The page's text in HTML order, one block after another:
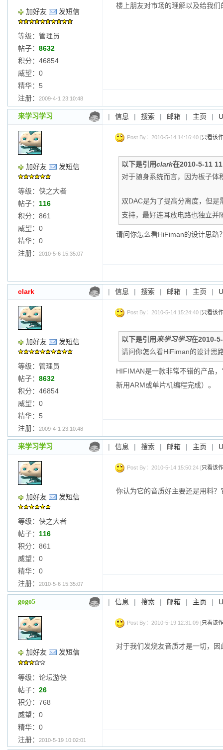
加好友 发短信
等级：管理员
帖子： 8632
积分：46854
威望：0
精华：5
注册：
2009-4-1 23:10:48
楼上朋友对市场的理解以及给我
来学习学习 | 信息 | 搜索 | 邮箱 | 主页 |
加好友 发短信
等级：侠之大者
帖子： 116
积分：861
威望：0
精华：0
注册：
2010-5-6 15:35:07
Post By：2010-5-14 14:16:40 [只看该
以下是引用clark在2010-5-11
对于随身系统而言，因为板子体
双DAC是为了提高分离度，但
支持，最好连耳放电路也独立并
请问你怎么看HiFiman的设计思路
clark | 信息 | 搜索 | 邮箱 | 主页 |
加好友 发短信
等级：管理员
帖子： 8632
积分：46854
威望：0
精华：5
注册：
2009-4-1 23:10:48
Post By：2010-5-14 15:24:40 [只看该
以下是引用来学习学习在2010-
请问你怎么看HiFiman的设计思
HIFIMAN是一款非常不错的产品
新用ARM或单片机编程完成）。
来学习学习 | 信息 | 搜索 | 邮箱 | 主页 |
加好友 发短信
等级：侠之大者
帖子： 116
积分：861
威望：0
精华：0
注册：
2010-5-6 15:35:07
Post By：2010-5-14 15:50:24 [只看该
你认为它的音质好主要还是用料
gogo5 | 信息 | 搜索 | 邮箱 | 主页 |
加好友 发短信
等级：论坛游侠
帖子： 26
积分：768
威望：0
精华：0
注册：
2010-5-19 10:02:01
Post By：2010-5-19 12:31:09 [只看该
对于我们发烧友音质才是一切，